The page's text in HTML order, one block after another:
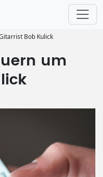
Bob Kulick
um